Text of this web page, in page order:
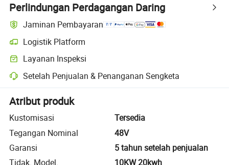
Perlindungan Perdagangan Daring
Jaminan Pembayaran
Logistik Platform
Pelacakan pengiriman yang lebih jelas dengan logistik yang
Layanan Inspeksi
Pemeriksaan pra-pengiriman opsional untuk pemeriksaan kualitas
Setelah Penjualan & Penanganan Sengketa
Penyelesaian sengketa yang dibantu platform, termasuk
Atribut produk
Kustomisasi
Tersedia
Tegangan Nominal
48V
Garansi
5 tahun setelah penjualan
Tidak. Model.
10KW 20kwh